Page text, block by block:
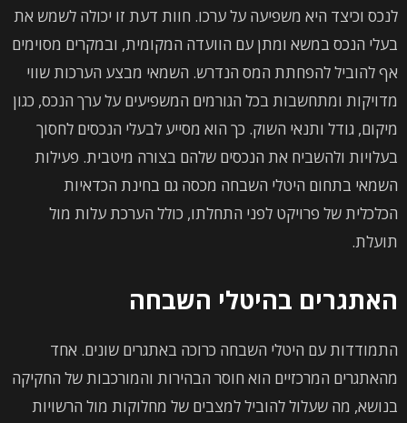
לנכס וכיצד היא משפיעה על ערכו. חוות דעת זו יכולה לשמש את
בעלי הנכס במשא ומתן עם הוועדה המקומית, ובמקרים מסוימים
אף להוביל להפחתת המס הנדרש. השמאי מבצע הערכות שווי
מדויקות ומתחשבות בכל הגורמים המשפיעים על ערך הנכס, כגון
מיקום, גודל ותנאי השוק. כך הוא מסייע לבעלי הנכסים לחסוך
בעלויות ולהשביח את הנכסים שלהם בצורה מיטבית. פעילות
השמאי בתחום היטלי השבחה מכסה גם בחינת הכדאיות
הכלכלית של פרויקט לפני התחלתו, כולל הערכת עלות מול
תועלת.
האתגרים בהיטלי השבחה
התמודדות עם היטלי השבחה כרוכה באתגרים שונים. אחד
מהאתגרים המרכזיים הוא חוסר הבהירות והמורכבות של החקיקה
בנושא, מה שעלול להוביל למצבים של מחלוקות מול הרשויות